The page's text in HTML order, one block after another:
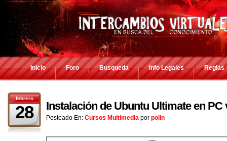
Inicio Foro Busqueda Info Legales Reglas
febrero
28 Instalación de Ubuntu Ultimate en PC
Posteado En: Cursos Multimedia por polin